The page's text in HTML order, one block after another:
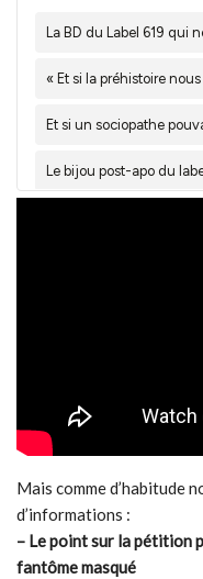
Mais comme d’habitude
d’informations :
– Le point sur la pétition
fantôme masqué